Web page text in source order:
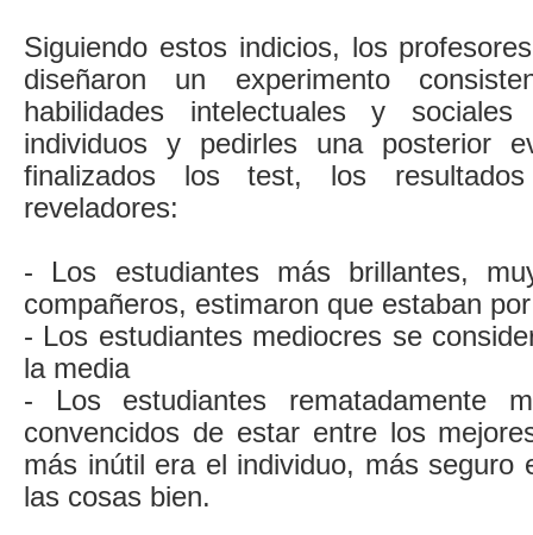
Siguiendo estos indicios, los
diseñaron un experimento
habilidades intelectuales y
individuos y pedirles una posterior
finalizados los test, los
reveladores:
- Los estudiantes más brillantes,
compañeros, estimaron que estaban
- Los estudiantes mediocres se
la media
- Los estudiantes rematadamente
convencidos de estar entre los
más inútil era el individuo, más seguro
las cosas bien.